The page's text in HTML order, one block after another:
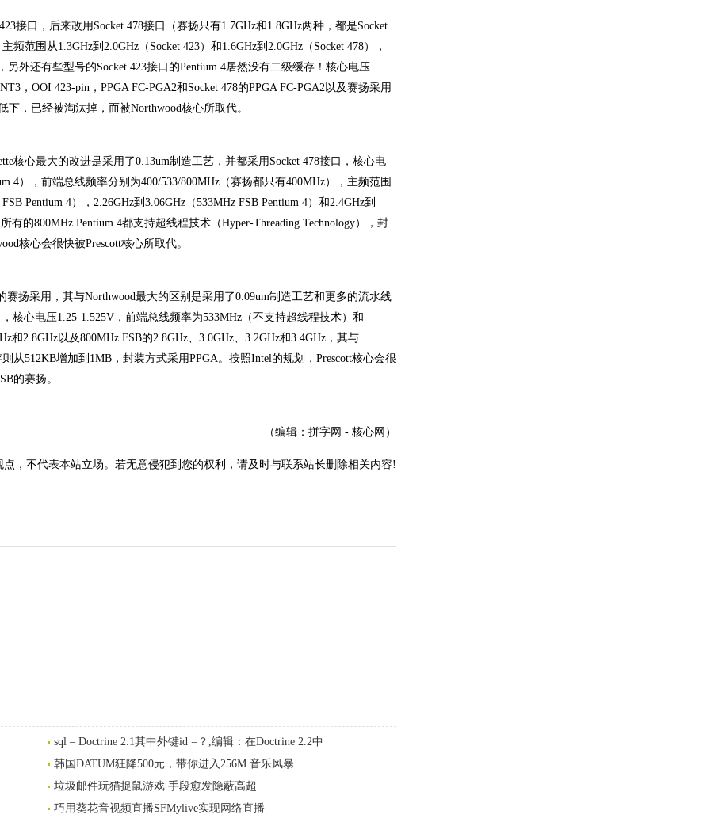
接口，后来改用Socket 478接口（赛扬只有1.7GHz和1.8GHz两种，都是Socket
范围从1.3GHz到2.0GHz（Socket 423）和1.6GHz到2.0GHz（Socket 478），
外还有些型号的Socket 423接口的Pentium 4居然没有二级缓存！核心电压
，OOI 423-pin，PPGA FC-PGA2和Socket 478的PPGA FC-PGA2以及赛扬采用
，已经被淘汰掉，而被Northwood核心所取代。
核心最大的改进是采用了0.13um制造工艺，并都采用Socket 478接口，核心电
4），前端总线频率分别为400/533/800MHz（赛扬都只有400MHz），主频范围
Pentium 4），2.26GHz到3.06GHz（533MHz FSB Pentium 4）和2.4GHz到
有的800MHz Pentium 4都支持超线程技术（Hyper-Threading Technology），封
核心会很快被Prescott核心所取代。
扬采用，其与Northwood最大的区别是采用了0.09um制造工艺和更多的流水线
核心电压1.25-1.525V，前端总线频率为533MHz（不支持超线程技术）和
2.8GHz以及800MHz FSB的2.8GHz、3.0GHz、3.2GHz和3.4GHz，其与
从512KB增加到1MB，封装方式采用PPGA。按照Intel的规划，Prescott核心会很
的赛扬。
（编辑：拼字网 - 核心网）
，不代表本站立场。若无意侵犯到您的权利，请及时与联系站长删除相关内容!
sql – Doctrine 2.1其中外键id =？,编辑：在Doctrine 2.2中
韩国DATUM狂降500元，带你进入256M 音乐风暴
垃圾邮件玩猫捉鼠游戏 手段愈发隐蔽高超
巧用葵花音视频直播SFMylive实现网络直播